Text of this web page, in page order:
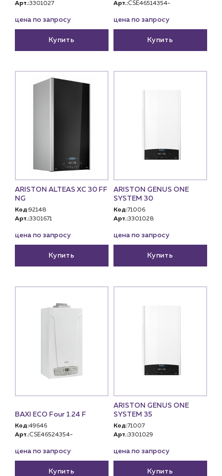
Арт.:3301027
цена по запросу
Купить
Арт.:CSE46514354-
цена по запросу
Купить
ARISTON ALTEAS XC 30 FF
NG
Код:92148
Арт.:3301671
цена по запросу
Купить
ARISTON GENUS ONE
SYSTEM 30
Код:71006
Арт.:3301028
цена по запросу
Купить
BAXI ECO Four 1.24 F
Код:49646
Арт.:CSE46524354-
цена по запросу
Купить
ARISTON GENUS ONE
SYSTEM 35
Код:71007
Арт.:3301029
цена по запросу
Купить